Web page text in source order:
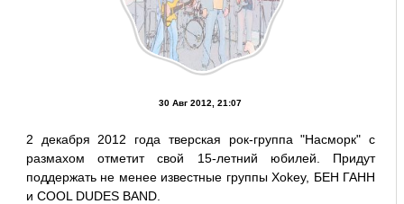
30 Авг 2012, 21:07
2 декабря 2012 года тверская рок-группа "Насморк" с
размахом отметит свой 15-летний юбилей. Придут
поддержать не менее известные группы Xokey, БЕН ГАНН
и COOL DUDES BAND.